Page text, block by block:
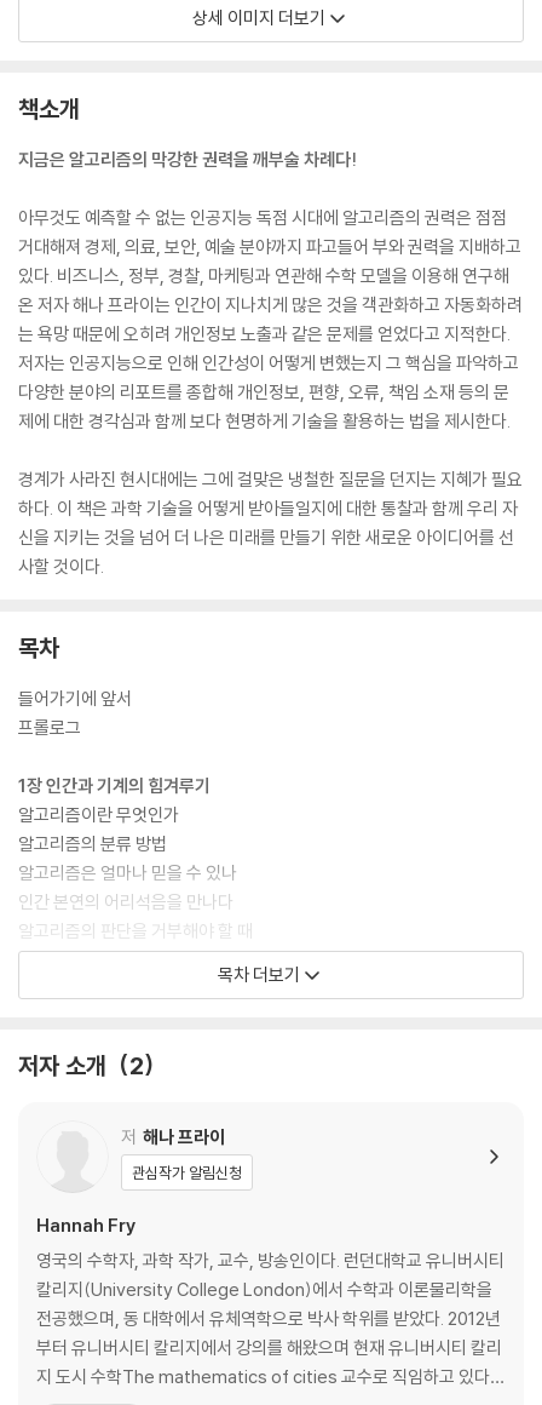
상세 이미지 더보기
책소개
지금은 알고리즘의 막강한 권력을 깨부술 차례다!
아무것도 예측할 수 없는 인공지능 독점 시대에 알고리즘의 권력은 점점
거대해져 경제, 의료, 보안, 예술 분야까지 파고들어 부와 권력을 지배하고
있다. 비즈니스, 정부, 경찰, 마케팅과 연관해 수학 모델을 이용해 연구해
온 저자 해나 프라이는 인간이 지나치게 많은 것을 객관화하고 자동화하려
는 욕망 때문에 오히려 개인정보 노출과 같은 문제를 얻었다고 지적한다.
저자는 인공지능으로 인해 인간성이 어떻게 변했는지 그 핵심을 파악하고
다양한 분야의 리포트를 종합해 개인정보, 편향, 오류, 책임 소재 등의 문
제에 대한 경각심과 함께 보다 현명하게 기술을 활용하는 법을 제시한다.
경계가 사라진 현시대에는 그에 걸맞은 냉철한 질문을 던지는 지혜가 필요
하다. 이 책은 과학 기술을 어떻게 받아들일지에 대한 통찰과 함께 우리 자
신을 지키는 것을 넘어 더 나은 미래를 만들기 위한 새로운 아이디어를 선
사할 것이다.
목차
들어가기에 앞서
프롤로그
1장 인간과 기계의 힘겨루기
알고리즘이란 무엇인가
알고리즘의 분류 방법
알고리즘은 얼마나 믿을 수 있나
인간 본연의 어리석음을 만나다
알고리즘의 판단을 거부해야 할 때
팽팽한 힘겨루기
목표 고객을 찾아라
인간을 조종하라-케임브리지 애널리티카
미세한 인간 조종의 힘
‘나를 평가하세요’
3장 알고리즘이 인간을 재판한다면
행운의 벌금형
사법 방정식
집단지성의 알고리즘
판사 대 기계의 판단
목차 더보기
저자 소개 2
저 해나 프라이
관심작가 알림신청
Hannah Fry
영국의 수학자, 과학 작가, 교수, 방송인이다. 런던대학교 유니버시티
칼리지(University College London)에서 수학과 이론물리학을
전공했으며, 동 대학에서 유체역학으로 박사 학위를 받았다. 2012년
부터 유니버시티 칼리지에서 강의를 해왔으며 현재 유니버시티 칼리
지 도시 수학The mathematics of cities 교수로 직임하고 있다.